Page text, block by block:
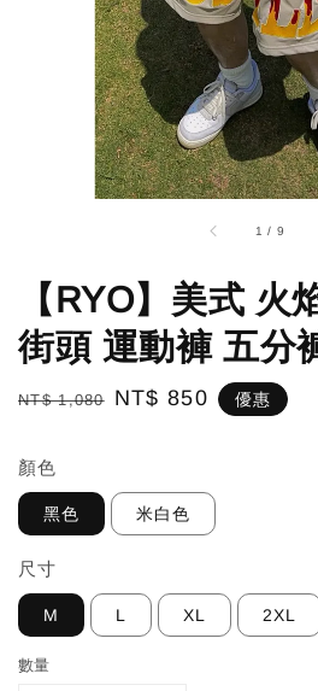
1 / 9
【RYO】美式 火
街頭 運動褲 五分
Regular
NT$ 1,080
Sale
NT$ 850 優惠
顏色
黑色 米白色
尺寸
M L XL 2XL
數量